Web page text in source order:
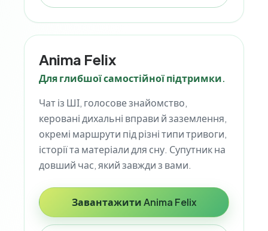
Anima Felix
Для глибшої самостійної підтримки.
Чат із ШІ, голосове знайомство,
керовані дихальні вправи й заземлення,
окремі маршрути під різні типи тривоги,
історії та матеріали для сну. Супутник на
довший час, який завжди з вами.
Завантажити Anima Felix